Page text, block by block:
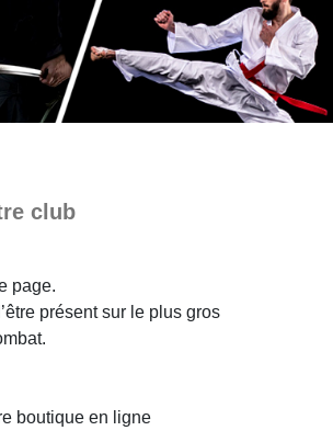
club
page.
présent sur le plus gros
boutique en ligne